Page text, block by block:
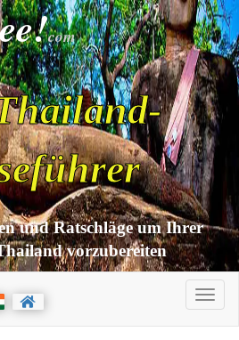
com
und Ratschläge um Ihrer
vorzubereiten